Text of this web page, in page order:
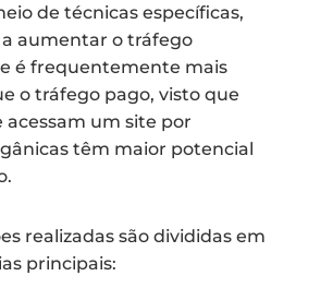
de técnicas específicas,
aumentar o tráfego
é frequentemente mais
o tráfego pago, visto que
acessam um site por
têm maior potencial
realizadas são divididas em
principais: